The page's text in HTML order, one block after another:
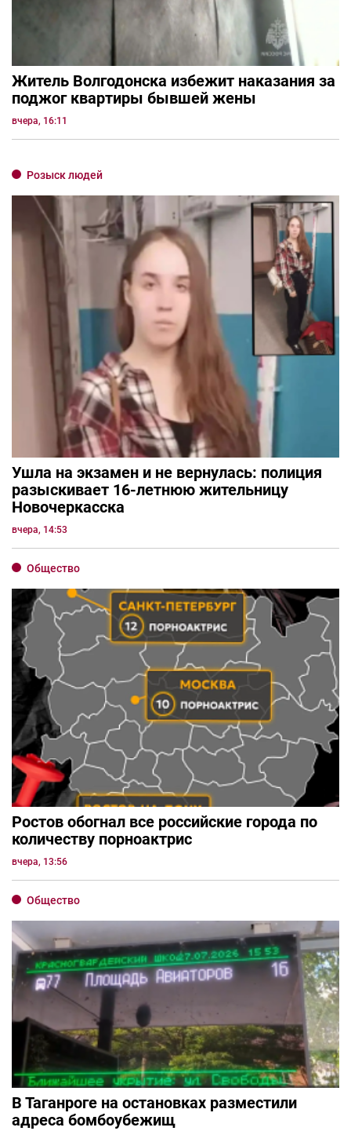
Житель Волгодонска избежит наказания за
поджог квартиры бывшей жены
вчера, 16:11
Розыск людей
Ушла на экзамен и не вернулась: полиция
разыскивает 16-летнюю жительницу
Новочеркасска
вчера, 14:53
Общество
Ростов обогнал все российские города по
количеству порноактрис
вчера, 13:56
Общество
В Таганроге на остановках разместили
адреса бомбоубежищ